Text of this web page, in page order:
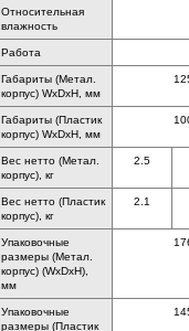
Относительная
влажность
Работа
Габариты (Метал.
корпус) WxDxH, мм
Габариты (Пластик
корпус) WxDxH, мм
Вес нетто (Метал.
корпус), кг
2.5
Вес нетто (Пластик
корпус), кг
2.1
Упаковочные
размеры (Метал.
корпус) (WxDxH),
мм
Упаковочные
размеры (Пластик